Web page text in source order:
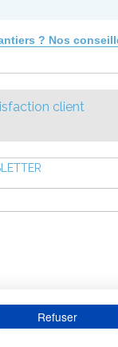
? Nos
client
Refuser